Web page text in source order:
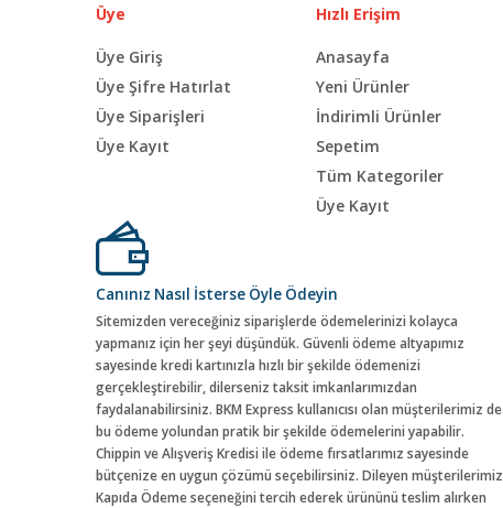
Üye
Üye Giriş
Üye Şifre Hatırlat
Üye Siparişleri
Üye Kayıt
Hızlı Erişim
Anasayfa
Yeni Ürünler
İndirimli Ürünler
Sepetim
Tüm Kategoriler
Üye Kayıt
Canınız Nasıl İsterse Öyle Ödeyin
Sitemizden vereceğiniz siparişlerde ödemelerinizi kolayca
yapmanız için her şeyi düşündük. Güvenli ödeme altyapımız
sayesinde kredi kartınızla hızlı bir şekilde ödemenizi
gerçekleştirebilir, dilerseniz taksit imkanlarımızdan
faydalanabilirsiniz. BKM Express kullanıcısı olan müşterilerimiz de
bu ödeme yolundan pratik bir şekilde ödemelerini yapabilir.
Chippin ve Alışveriş Kredisi ile ödeme fırsatlarımız sayesinde
bütçenize en uygun çözümü seçebilirsiniz. Dileyen müşterilerimiz
Kapıda Ödeme seçeneğini tercih ederek ürününü teslim alırken